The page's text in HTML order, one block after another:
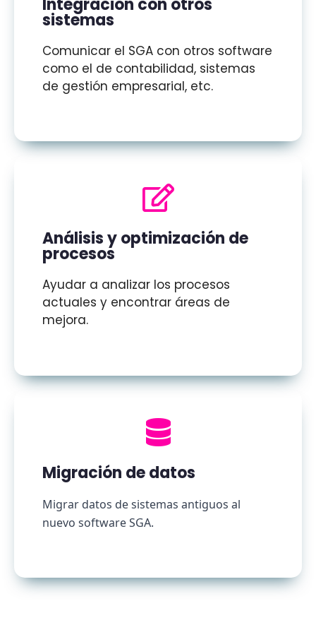
sistemas
Comunicar el SGA con otros software
como el de contabilidad, sistemas
de gestión empresarial, etc.
Análisis y optimización de
procesos
Ayudar a analizar los procesos
actuales y encontrar áreas de
mejora.
Migración de datos
Migrar datos de sistemas antiguos al
nuevo software SGA.